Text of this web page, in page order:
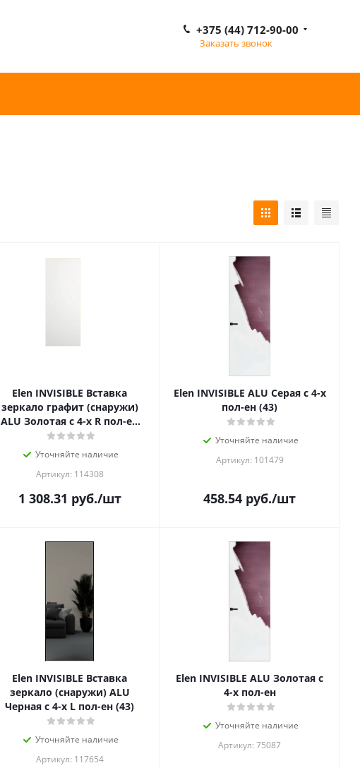
+375 (44) 712-90-00
Заказать звонок
Elen INVISIBLE Вставка
зеркало графит (снаружи)
ALU Золотая с 4-х R пол-ен
(43)
Уточняйте наличие
Артикул: 114308
1 308.31 руб./шт
Elen INVISIBLE ALU Серая с 4-х
пол-ен (43)
Уточняйте наличие
Артикул: 101479
458.54 руб./шт
Elen INVISIBLE Вставка
зеркало (снаружи) ALU
Черная с 4-х L пол-ен (43)
Уточняйте наличие
Артикул: 117654
Elen INVISIBLE ALU Золотая с
4-х пол-ен
Уточняйте наличие
Артикул: 75087